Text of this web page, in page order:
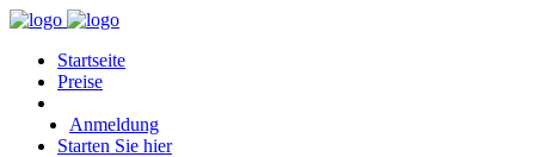
Startseite
Preise
Anmeldung
Starten Sie hier